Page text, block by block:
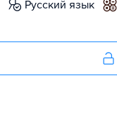
русский язык